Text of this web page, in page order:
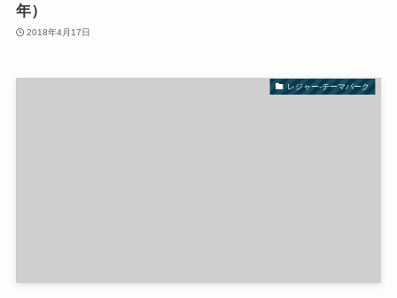
年）
2018年4月17日
レジャー-テーマパーク